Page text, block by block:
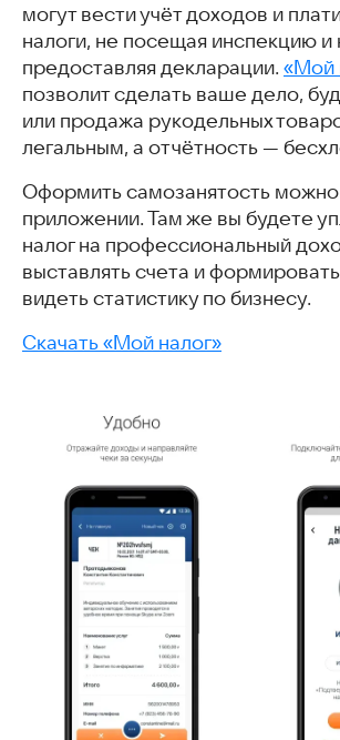
могут вести учёт доходов и
налоги, не посещая инспекцию и
предоставляя декларации. «Мой
позволит сделать ваше дело,
или продажа рукодельных
легальным, а отчётность —
Оформить самозанятость
приложении. Там же вы будете
налог на профессиональный
выставлять счета и
видеть статистику по бизнесу.
Скачать «Мой налог»